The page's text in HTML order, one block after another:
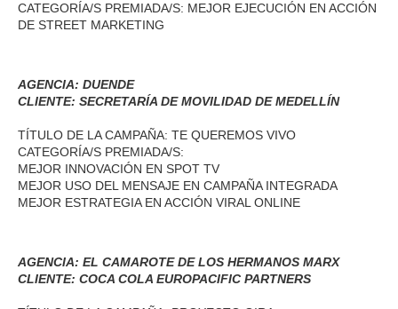
CATEGORÍA/S PREMIADA/S: MEJOR EJECUCIÓN EN ACCIÓN
DE STREET MARKETING
AGENCIA: DUENDE
CLIENTE: SECRETARÍA DE MOVILIDAD DE MEDELLÍN
TÍTULO DE LA CAMPAÑA: TE QUEREMOS VIVO
CATEGORÍA/S PREMIADA/S:
MEJOR INNOVACIÓN EN SPOT TV
MEJOR USO DEL MENSAJE EN CAMPAÑA INTEGRADA
MEJOR ESTRATEGIA EN ACCIÓN VIRAL ONLINE
AGENCIA: EL CAMAROTE DE LOS HERMANOS MARX
CLIENTE: COCA COLA EUROPACIFIC PARTNERS